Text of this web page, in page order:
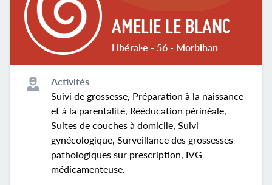
AMELIE LE BLANC
Libéral·e - 56 - Morbihan
Activités
Suivi de grossesse, Préparation à la naissance
et à la parentalité, Rééducation périnéale,
Suites de couches à domicile, Suivi
gynécologique, Surveillance des grossesses
pathologiques sur prescription, IVG
médicamenteuse.